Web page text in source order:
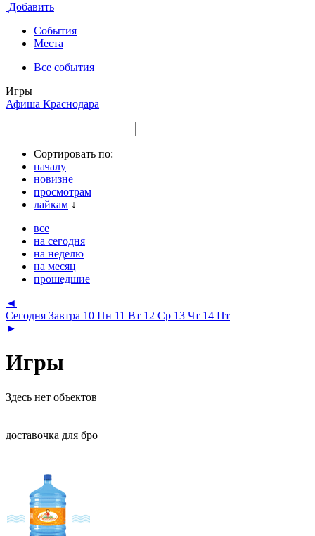
Добавить
События
Места
Все события
Игры
Афиша Краснодара
Сортировать по:
началу
новизне
просмотрам
лайкам ↓
все
на сегодня
на неделю
на месяц
прошедшие
◄
Сегодня Завтра 10 Пн 11 Вт 12 Ср 13 Чт 14 Пт
►
Игры
Здесь нет объектов
доставочка для бро